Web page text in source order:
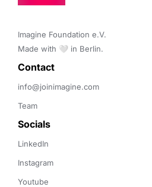
Imagine Foundation e.V.
Made with 🤍 in Berlin.
Contact
info@joinimagine.com
Team
Socials
LinkedIn
Instagram
Youtube